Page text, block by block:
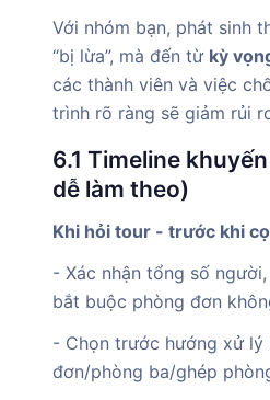
Với nhóm bạn, phát sinh
“bị lừa”, mà đến từ kỳ
các thành viên và việc
trình rõ ràng sẽ giảm rủi
6.1 Timeline
dễ làm theo)
Khi hỏi tour - trước khi
- Xác nhận tổng số
bắt buộc phòng đơn
- Chọn trước hướng xử lý
đơn/phòng ba/ghép